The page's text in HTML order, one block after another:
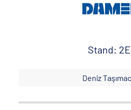
Stand:
Deniz